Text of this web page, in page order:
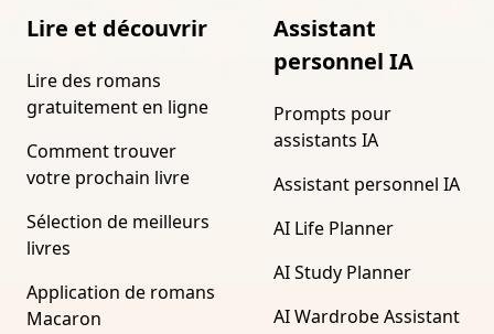
Lire et découvrir
Lire des romans
gratuitement en ligne
Comment trouver
votre prochain livre
Sélection de meilleurs
livres
Application de romans
Macaron
Assistant
personnel IA
Prompts pour
assistants IA
Assistant personnel IA
AI Life Planner
AI Study Planner
AI Wardrobe Assistant